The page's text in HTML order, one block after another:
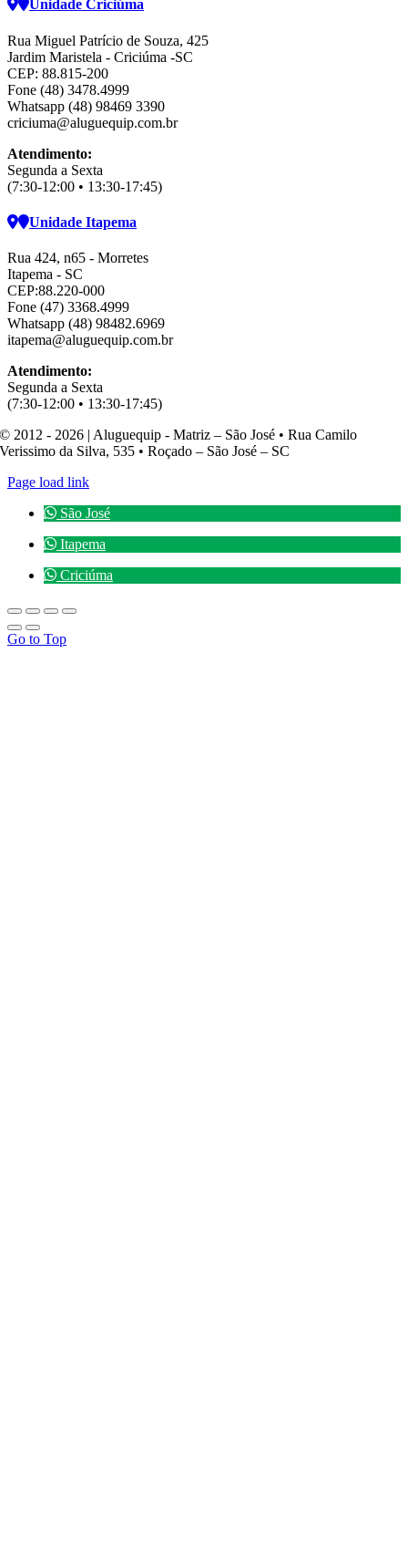
Unidade Criciúma
Rua Miguel Patrício de Souza, 425
Jardim Maristela - Criciúma -SC
CEP: 88.815-200
Fone (48) 3478.4999
Whatsapp (48) 98469 3390
criciuma@aluguequip.com.br
Atendimento:
Segunda a Sexta
(7:30-12:00 • 13:30-17:45)
Unidade Itapema
Rua 424, n65 - Morretes
Itapema - SC
CEP:88.220-000
Fone (47) 3368.4999
Whatsapp (48) 98482.6969
itapema@aluguequip.com.br
Atendimento:
Segunda a Sexta
(7:30-12:00 • 13:30-17:45)
© 2012 - 2026 | Aluguequip - Matriz – São José • Rua Camilo
Verissimo da Silva, 535 • Roçado – São José – SC
Page load link
São José
Itapema
Criciúma
Go to Top